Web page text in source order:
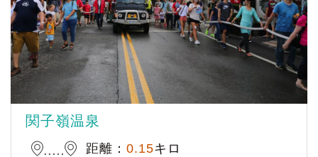
関子嶺温泉
距離： 0.15キロ